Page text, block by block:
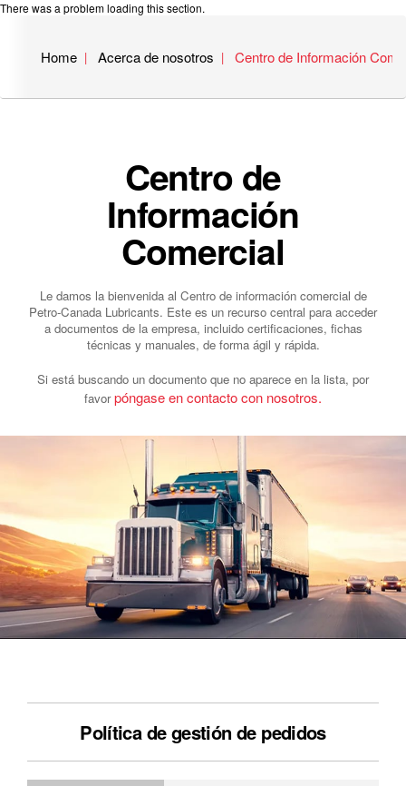
There was a problem loading this section.
Home Acerca de nosotros Centro de Información
Centro de
Información
Comercial
Le damos la bienvenida al Centro de información comercial de
Petro-Canada Lubricants. Este es un recurso central para acceder
a documentos de la empresa, incluido certificaciones, fichas
técnicas y manuales, de forma ágil y rápida.
Si está buscando un documento que no aparece en la lista, por
favorpóngase en contacto con nosotros.
Política de gestión de pedidos